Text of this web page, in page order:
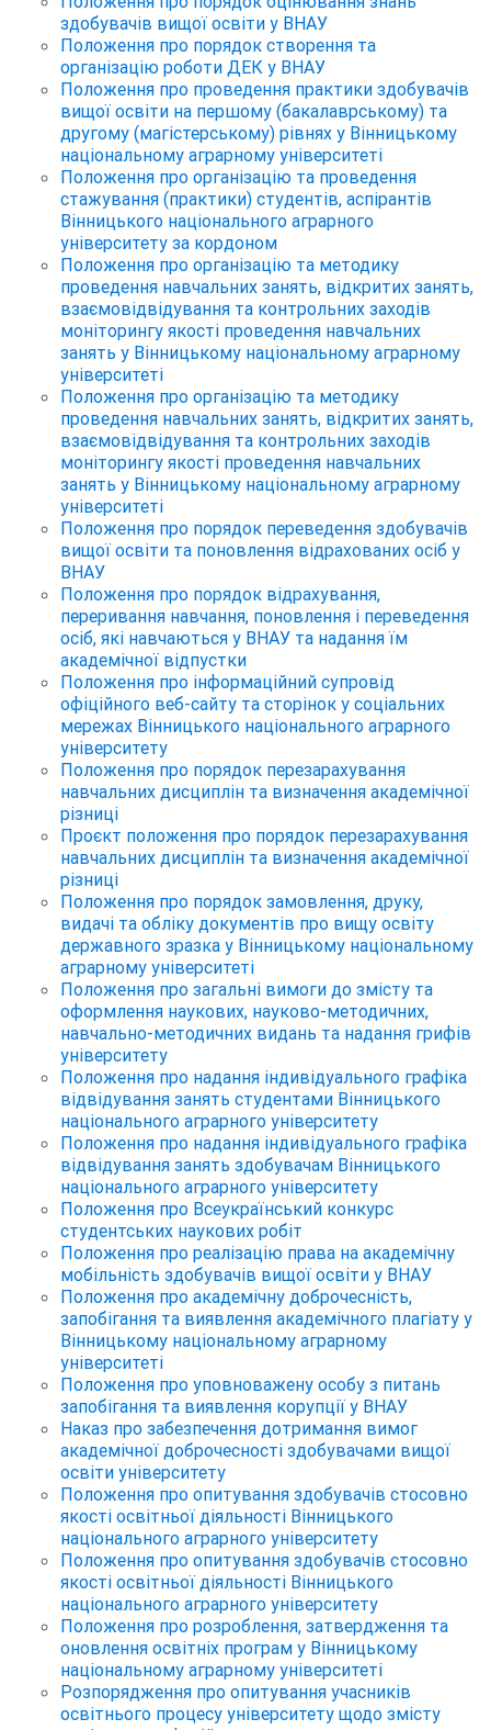
здобувачів вищої освіти у ВНАУ
Положення про порядок створення та
організацію роботи ДЕК у ВНАУ
Положення про проведення практики здобувачів
вищої освіти на першому (бакалаврському) та
другому (магістерському) рівнях у Вінницькому
національному аграрному університеті
Положення про організацію та проведення
стажування (практики) студентів, аспірантів
Вінницького національного аграрного
університету за кордоном
Положення про організацію та методику
проведення навчальних занять, відкритих занять,
взаємовідвідування та контрольних заходів
моніторингу якості проведення навчальних
занять у Вінницькому національному аграрному
університеті
Положення про організацію та методику
проведення навчальних занять, відкритих занять,
взаємовідвідування та контрольних заходів
моніторингу якості проведення навчальних
занять у Вінницькому національному аграрному
університеті
Положення про порядок переведення здобувачів
вищої освіти та поновлення відрахованих осіб у
ВНАУ
Положення про порядок відрахування,
переривання навчання, поновлення і переведення
осіб, які навчаються у ВНАУ та надання їм
академічної відпустки
Положення про інформаційний супровід
офіційного веб-сайту та сторінок у соціальних
мережах Вінницького національного аграрного
університету
Положення про порядок перезарахування
навчальних дисциплін та визначення академічної
різниці
Проєкт положення про порядок перезарахування
навчальних дисциплін та визначення академічної
різниці
Положення про порядок замовлення, друку,
видачі та обліку документів про вищу освіту
державного зразка у Вінницькому національному
аграрному університеті
Положення про загальні вимоги до змісту та
оформлення наукових, науково-методичних,
навчально-методичних видань та надання грифів
університету
Положення про надання індивідуального графіка
відвідування занять студентами Вінницького
національного аграрного університету
Положення про надання індивідуального графіка
відвідування занять здобувачам Вінницького
національного аграрного університету
Положення про Всеукраїнський конкурс
студентських наукових робіт
Положення про реалізацію права на академічну
мобільність здобувачів вищої освіти у ВНАУ
Положення про академічну доброчесність,
запобігання та виявлення академічного плагіату у
Вінницькому національному аграрному
університеті
Положення про уповноважену особу з питань
запобігання та виявлення корупції у ВНАУ
Наказ про забезпечення дотримання вимог
академічної доброчесності здобувачами вищої
освіти університету
Положення про опитування здобувачів стосовно
якості освітньої діяльності Вінницького
національного аграрного університету
Положення про опитування здобувачів стосовно
якості освітньої діяльності Вінницького
національного аграрного університету
Положення про розроблення, затвердження та
оновлення освітніх програм у Вінницькому
національному аграрному університеті
Розпорядження про опитування учасників
освітнього процесу університету щодо змісту